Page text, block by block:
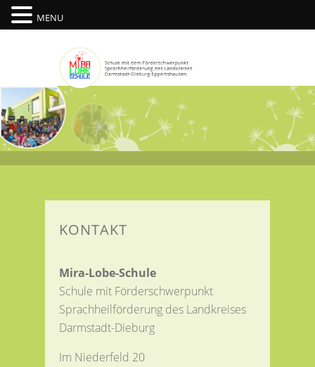
KONTAKT
Mira-Lobe-Schule
Schule mit Förderschwerpunkt
Sprachheilförderung des Landkreises
Darmstadt-Dieburg
Im Niederfeld 20
MENU